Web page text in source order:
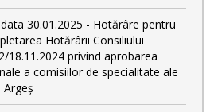
30.01.2025 - Hotărâre pentru
Hotărârii Consiliului
18.11.2024 privind aprobarea
a comisiilor de specialitate ale
Argeș